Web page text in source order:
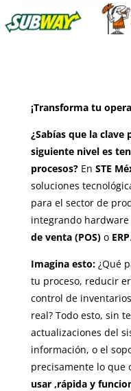
¡Transforma tu
¿Sabías que la
siguiente nivel es
procesos?En STE
soluciones
para el sector de
integrando
de venta (POS)o ERP.
Imagina esto:¿Qué
tu proceso, reducir
control de
real? Todo esto, sin
actualizaciones del
información, o el
precisamente lo que
usar ,rápida y